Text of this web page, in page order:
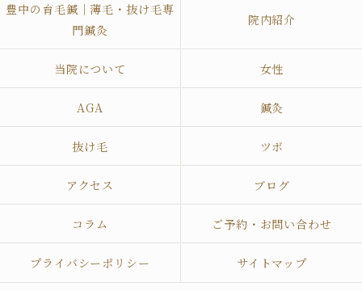
豊中の育毛鍼｜薄毛・抜け毛専
門鍼灸
院内紹介
当院について 女性
AGA 鍼灸
抜け毛 ツボ
アクセス ブログ
コラム ご予約・お問い合わせ
プライバシーポリシー サイトマップ